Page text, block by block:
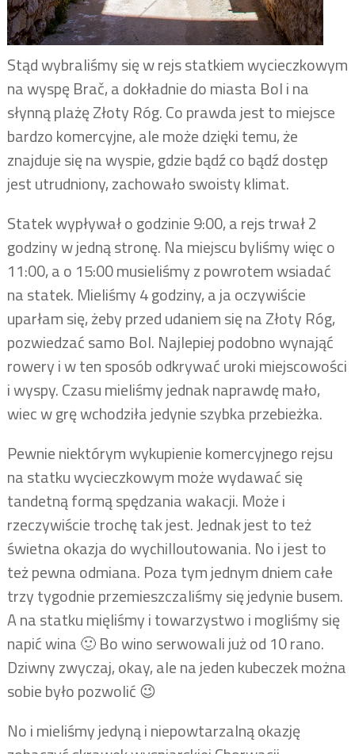
Stąd wybraliśmy się w rejs statkiem wycieczkowym
na wyspę Brač, a dokładnie do miasta Bol i na
słynną plażę Złoty Róg. Co prawda jest to miejsce
bardzo komercyjne, ale może dzięki temu, że
znajduje się na wyspie, gdzie bądź co bądź dostęp
jest utrudniony, zachowało swoisty klimat.
Statek wypływał o godzinie 9:00, a rejs trwał 2
godziny w jedną stronę. Na miejscu byliśmy więc o
11:00, a o 15:00 musieliśmy z powrotem wsiadać
na statek. Mieliśmy 4 godziny, a ja oczywiście
uparłam się, żeby przed udaniem się na Złoty Róg,
pozwiedzać samo Bol. Najlepiej podobno wynająć
rowery i w ten sposób odkrywać uroki miejscowości
i wyspy. Czasu mieliśmy jednak naprawdę mało,
wiec w grę wchodziła jedynie szybka przebieżka.
Pewnie niektórym wykupienie komercyjnego rejsu
na statku wycieczkowym może wydawać się
tandetną formą spędzania wakacji. Może i
rzeczywiście trochę tak jest. Jednak jest to też
świetna okazja do wychilloutowania. No i jest to
też pewna odmiana. Poza tym jednym dniem całe
trzy tygodnie przemieszczaliśmy się jedynie busem.
A na statku mięliśmy i towarzystwo i mogliśmy się
napić wina 🙂 Bo wino serwowali już od 10 rano.
Dziwny zwyczaj, okay, ale na jeden kubeczek można
sobie było pozwolić 😉
No i mieliśmy jedyną i niepowtarzalną okazję